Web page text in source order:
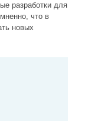
разработки для
что в
новых